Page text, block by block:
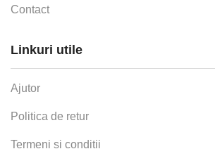
Contact
Linkuri utile
Ajutor
Politica de retur
Termeni si conditii